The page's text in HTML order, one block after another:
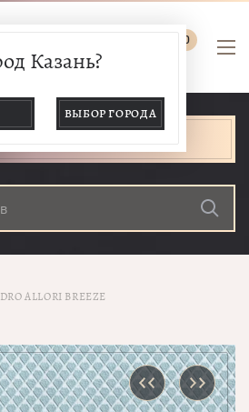
0
Казань?
ВЫБОР ГОРОДА
ALLORI BREEZE